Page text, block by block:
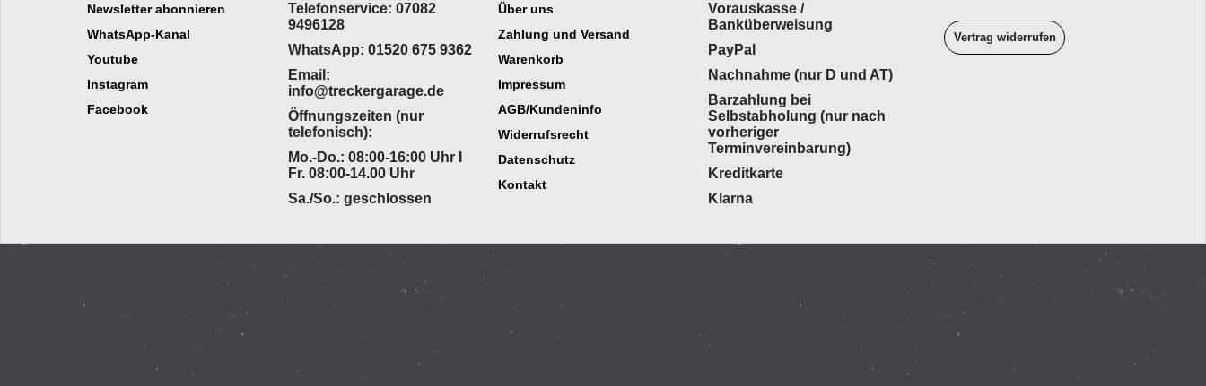
Newsletter abonnieren
WhatsApp-Kanal
Youtube
Instagram
Facebook
Telefonservice: 07082
9496128
WhatsApp: 01520 675 9362
Email:
info@treckergarage.de
Öffnungszeiten (nur
telefonisch):
Mo.-Do.: 08:00-16:00 Uhr I
Fr. 08:00-14.00 Uhr
Sa./So.: geschlossen
Über uns
Zahlung und Versand
Warenkorb
Impressum
AGB/Kundeninfo
Widerrufsrecht
Datenschutz
Kontakt
Vorauskasse /
Banküberweisung
PayPal
Nachnahme (nur D und AT)
Barzahlung bei
Selbstabholung (nur nach
vorheriger
Terminvereinbarung)
Kreditkarte
Klarna
Vertrag widerrufen